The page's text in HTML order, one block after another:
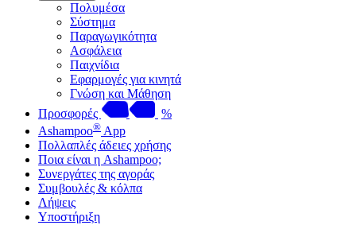
Πολυμέσα
Σύστημα
Παραγωγικότητα
Ασφάλεια
Παιχνίδια
Εφαρμογές για κινητά
Γνώση και Μάθηση
Προσφορές
%
Ashampoo® App
Πολλαπλές άδειες χρήσης
Ποια είναι η Ashampoo;
Συνεργάτες της αγοράς
Συμβουλές & κόλπα
Λήψεις
Υποστήριξη